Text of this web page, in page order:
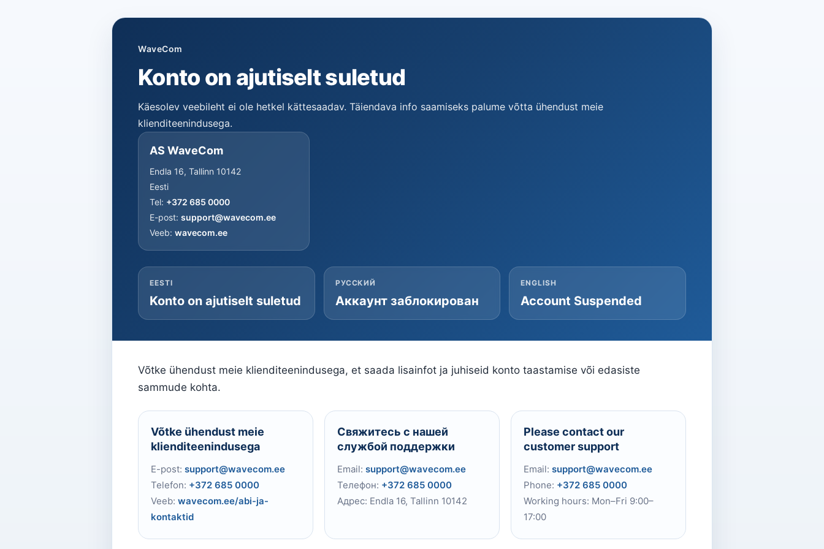
WaveCom
Konto on ajutiselt suletud
Käesolev veebileht ei ole hetkel kättesaadav. Täiendava info saamiseks palume võtta ühendust meie
klienditeenindusega.
AS WaveCom
Endla 16, Tallinn 10142
Eesti
Tel: +372 685 0000
E-post: support@wavecom.ee
Veeb: wavecom.ee
EESTI
Konto on ajutiselt suletud
РУССКИЙ
Аккаунт заблокирован
ENGLISH
Account Suspended
Võtke ühendust meie klienditeenindusega, et saada lisainfot ja juhiseid konto taastamise või edasiste
sammude kohta.
Võtke ühendust meie
klienditeenindusega
E-post: support@wavecom.ee
Telefon: +372 685 0000
Veeb: wavecom.ee/abi-ja-
kontaktid
Свяжитесь с нашей
службой поддержки
Email: support@wavecom.ee
Телефон: +372 685 0000
Адрес: Endla 16, Tallinn 10142
Please contact our
customer support
Email: support@wavecom.ee
Phone: +372 685 0000
Working hours: Mon–Fri 9:00–
17:00